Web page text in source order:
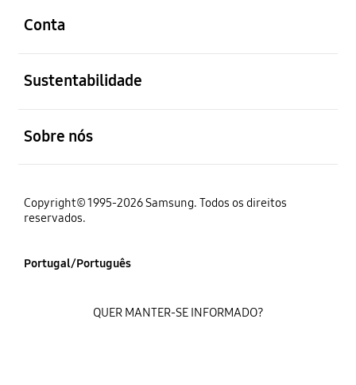
Conta
Sustentabilidade
Sobre nós
Copyright© 1995-2026 Samsung. Todos os direitos
reservados.
Portugal/Português
QUER MANTER-SE INFORMADO?